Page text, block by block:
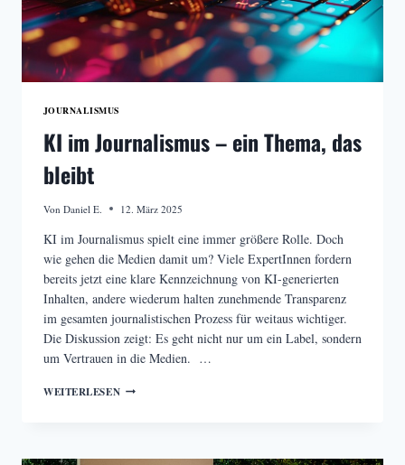
JOURNALISMUS
KI im Journalismus – ein Thema, das
bleibt
Von Daniel E. 12. März 2025
KI im Journalismus spielt eine immer größere Rolle. Doch
wie gehen die Medien damit um? Viele ExpertInnen fordern
bereits jetzt eine klare Kennzeichnung von KI-generierten
Inhalten, andere wiederum halten zunehmende Transparenz
im gesamten journalistischen Prozess für weitaus wichtiger.
Die Diskussion zeigt: Es geht nicht nur um ein Label, sondern
um Vertrauen in die Medien. …
WEITERLESENKI